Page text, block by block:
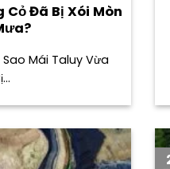
Cỏ Đã Bị Xói Mòn
Sao Mái Taluy Vừa